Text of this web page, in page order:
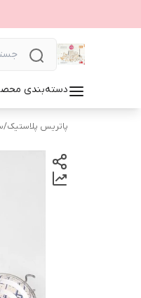
دسته‌بندی
پاتریس پلاستیک/